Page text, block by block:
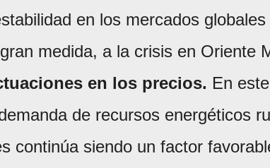
en los mercados
medida, a la crisis en Oriente
en los precios. En
de recursos energéticos
continúa siendo un factor